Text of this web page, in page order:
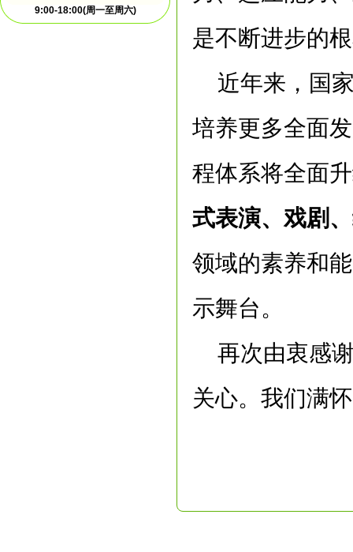
9:00-18:00(周一至周六)
是不断进步的
近年来，国
培养更多全面
程体系将全面
式表演、戏剧
领域的素养和
示舞台。
再次由衷感
关心。我们满